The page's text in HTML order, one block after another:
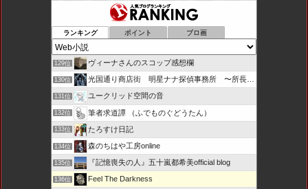
ランキング ポイント ブロ画
129位 ヴィーナさんのスコップ感想欄
130位 光国通り商店街 明星ナナ探偵事務所 〜所長とカプセル局員たち
131位 ユークリッド空間の音
132位 筆者求道譚 （ふでものぐどうたん）
133位 たろすけ日記
134位 森のちはや工房online
135位 『記憶喪失の人』五十嵐都希美official blog
136位 Feel The Darkness